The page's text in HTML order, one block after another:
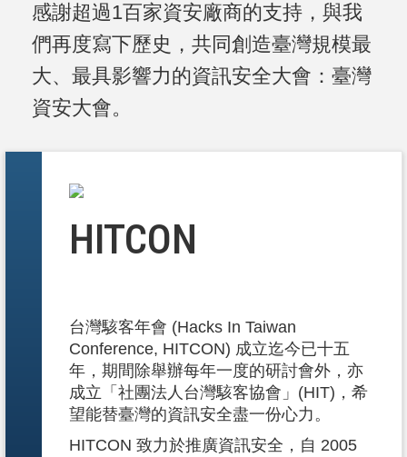
感謝超過1百家資安廠商的支持，與我
們再度寫下歷史，共同創造臺灣規模最
大、最具影響力的資訊安全大會：臺灣
資安大會。
HITCON
台灣駭客年會 (Hacks In Taiwan
Conference, HITCON) 成立迄今已十五
年，期間除舉辦每年一度的研討會外，亦
成立「社團法人台灣駭客協會」(HIT)，希
望能替臺灣的資訊安全盡一份心力。
HITCON 致力於推廣資訊安全，自 2005